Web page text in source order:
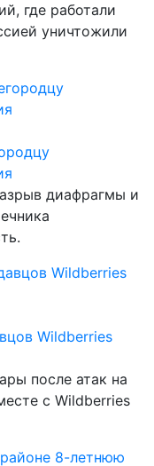
где работали
уничтожили
диафрагмы и
Wildberries
после атак на
с Wildberries